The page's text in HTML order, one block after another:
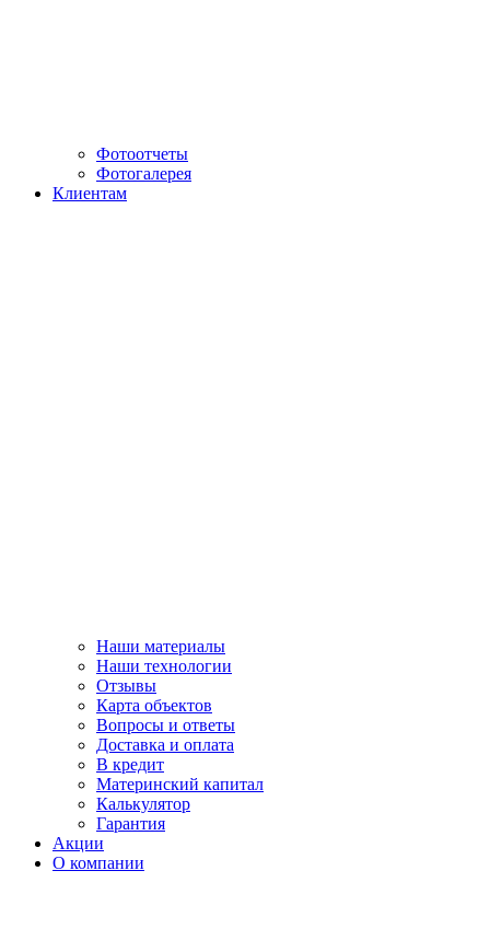
Фотоотчеты
Фотогалерея
Клиентам
Наши материалы
Наши технологии
Отзывы
Карта объектов
Вопросы и ответы
Доставка и оплата
В кредит
Материнский капитал
Калькулятор
Гарантия
Акции
О компании